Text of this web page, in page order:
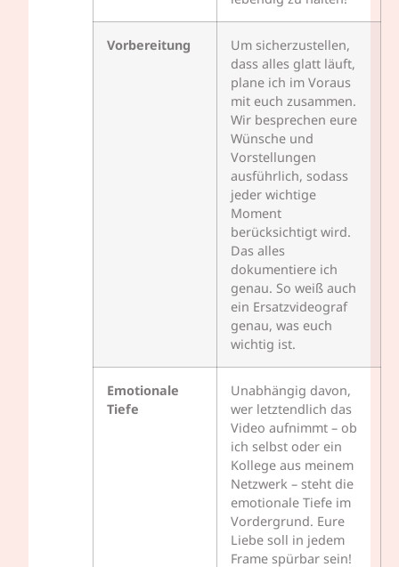
Vorbereitung
Um sicherzustellen,
dass alles glatt läuft,
plane ich im Voraus
mit euch zusammen.
Wir besprechen eure
Wünsche und
Vorstellungen
ausführlich, sodass
jeder wichtige
Moment
berücksichtigt wird.
Das alles
dokumentiere ich
genau. So weiß auch
ein Ersatzvideograf
genau, was euch
wichtig ist.
Emotionale
Tiefe
Unabhängig davon,
wer letztendlich das
Video aufnimmt – ob
ich selbst oder ein
Kollege aus meinem
Netzwerk – steht die
emotionale Tiefe im
Vordergrund. Eure
Liebe soll in jedem
Frame spürbar sein!